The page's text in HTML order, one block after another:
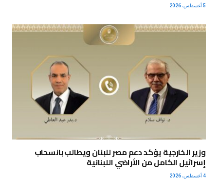
5 أغسطس، 2026
وزير الخارجية يؤكد دعم مصر للبنان ويطالب بانسحاب
إسرائيل الكامل من الأراضي اللبنانية
4 أغسطس، 2026